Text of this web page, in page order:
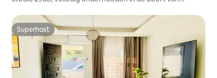
Superhost
Superhost